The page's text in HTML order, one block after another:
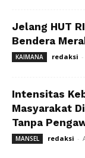
Jelang HUT
Bendera
KAIMANA redaksi -
Intensitas
Masyarakat
Tanpa
MANSEL redaksi -